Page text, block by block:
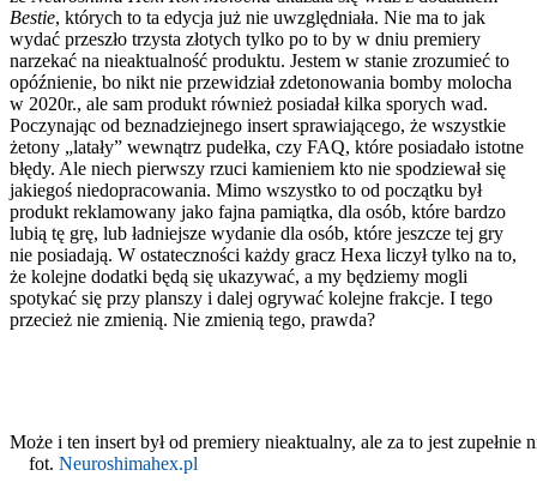
Bestie, których to ta edycja już nie uwzględniała. Nie ma to jak
wydać przeszło trzysta złotych tylko po to by w dniu premiery
narzekać na nieaktualność produktu. Jestem w stanie zrozumieć to
opóźnienie, bo nikt nie przewidział zdetonowania bomby molocha
w 2020r., ale sam produkt również posiadał kilka sporych wad.
Poczynając od beznadziejnego insert sprawiającego, że wszystkie
żetony „latały” wewnątrz pudełka, czy FAQ, które posiadało istotne
błędy. Ale niech pierwszy rzuci kamieniem kto nie spodziewał się
jakiegoś niedopracowania. Mimo wszystko to od początku był
produkt reklamowany jako fajna pamiątka, dla osób, które bardzo
lubią tę grę, lub ładniejsze wydanie dla osób, które jeszcze tej gry
nie posiadają. W ostateczności każdy gracz Hexa liczył tylko na to,
że kolejne dodatki będą się ukazywać, a my będziemy mogli
spotykać się przy planszy i dalej ogrywać kolejne frakcje. I tego
przecież nie zmienią. Nie zmienią tego, prawda?
Może i ten insert był od premiery nieaktualny, ale za to jest
fot. Neuroshimahex.pl